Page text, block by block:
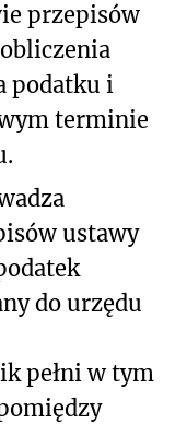
przepisów
podatku i
terminie
ustawy
do urzędu
pełni w tym